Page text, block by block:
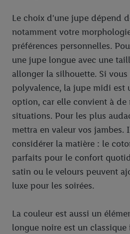
Le choix d'une jupe dépend
notamment votre
préférences personnelles.
une jupe longue avec une
allonger la silhouette. Si vous
polyvalence, la jupe midi est
option, car elle convient à de
situations. Pour les plus
mettra en valeur vos
considérer la matière : le
parfaits pour le confort
satin ou le velours peuvent
luxe pour les soirées.
La couleur est aussi un
longue noire est un